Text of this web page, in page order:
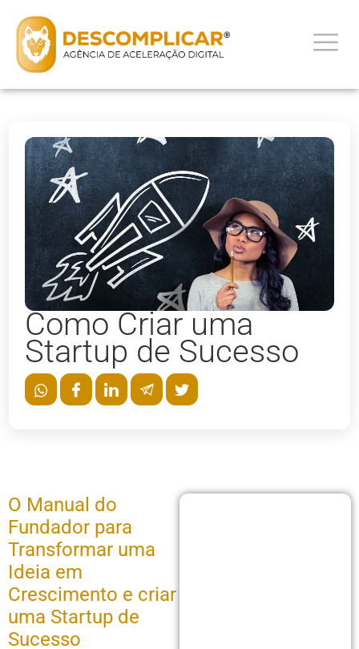
Como Criar uma
Startup de Sucesso
O Manual do
Fundador para
Transformar uma
Ideia em
Crescimento e criar
uma Startup de
Sucesso